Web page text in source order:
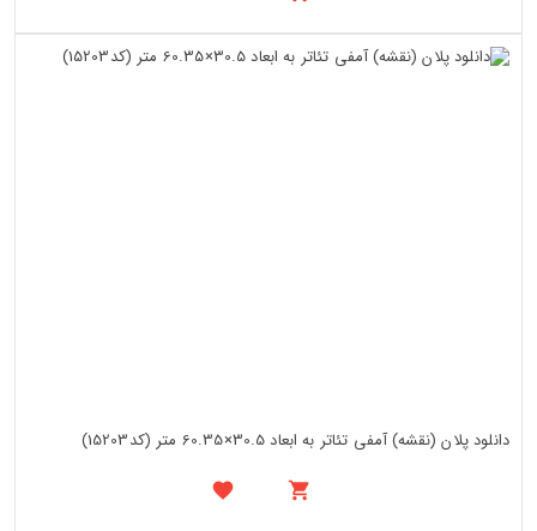
دانلود پلان (نقشه) آمفی تئاتر به ابعاد 30.5×60.35 متر (کد15203)